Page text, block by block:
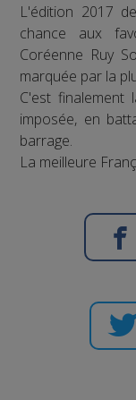
L'édition 2017
chance aux
Coréenne Ruy
marquée par la
C'est finalement
imposée, en
barrage.
La meilleure